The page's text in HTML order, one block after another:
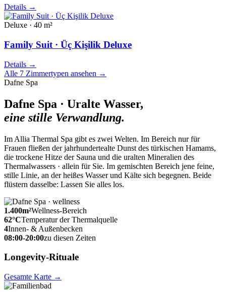
Details →
Deluxe · 40 m²
Family Suit · Üç Kişilik Deluxe
Details →
Alle 7 Zimmertypen ansehen →
Dafne Spa
Dafne Spa · Uralte Wasser,
eine stille Verwandlung.
Im Allia Thermal Spa gibt es zwei Welten. Im Bereich nur für
Frauen fließen der jahrhundertealte Dunst des türkischen Hamams,
die trockene Hitze der Sauna und die uralten Mineralien des
Thermalwassers · allein für Sie. Im gemischten Bereich jene feine,
stille Linie, an der heißes Wasser und Kälte sich begegnen. Beide
flüstern dasselbe: Lassen Sie alles los.
1.400m²Wellness-Bereich
62°CTemperatur der Thermalquelle
4Innen- & Außenbecken
08:00-20:00zu diesen Zeiten
Longevity-Rituale
Gesamte Karte →